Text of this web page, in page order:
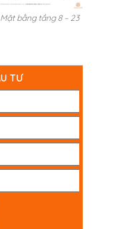
Mặt bằng tầng 8 – 23
TƯ